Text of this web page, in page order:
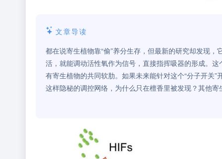
文章导读
都在说寄生植物靠“偷”养分生存，但最新的研究却发现
活，就能调动活性氧作为信号，直接指挥吸器的形成。
有寄生植物的共同软肋。如果未来能针对这个“分子开关
这样隐秘的调控网络，为什么只在檀香里被发现？其他寄